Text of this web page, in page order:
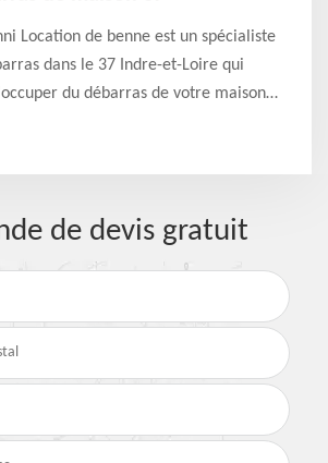
Location de benne est un spécialiste
dans le 37 Indre-et-Loire qui
du débarras de votre maison
de devis gratuit